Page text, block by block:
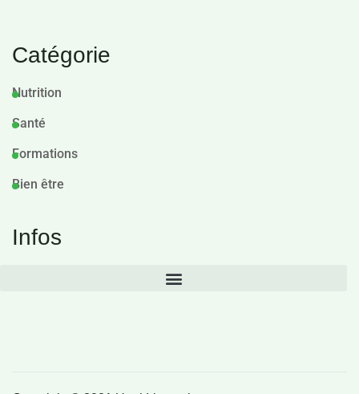
Catégorie
Nutrition
Santé
Formations
Bien être
Infos